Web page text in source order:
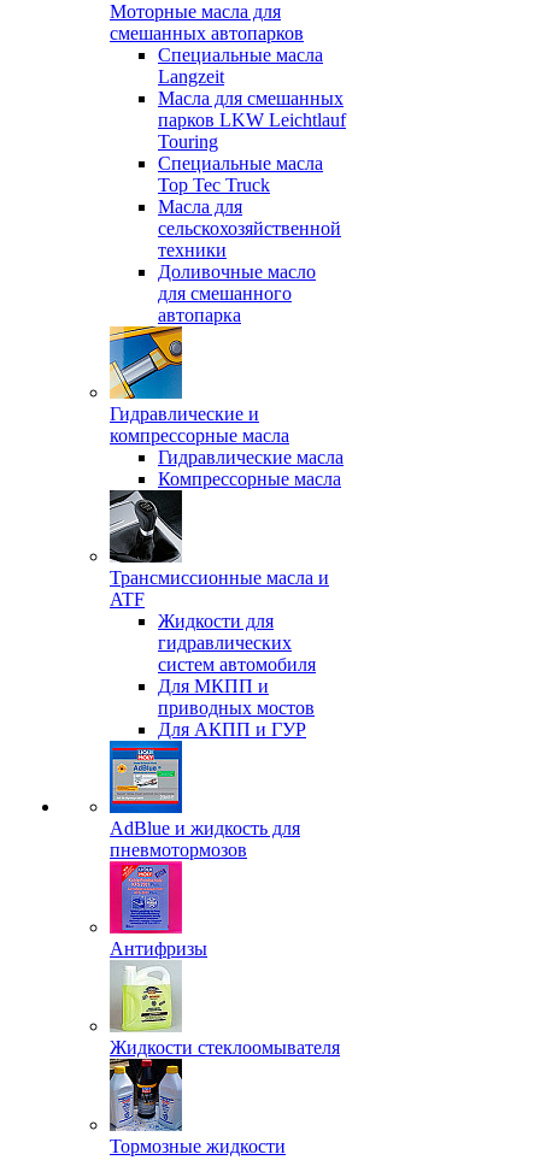
Моторные масла для
смешанных автопарков
Специальные масла
Langzeit
Масла для смешанных
парков LKW Leichtlauf
Touring
Специальные масла
Top Tec Truck
Масла для
сельскохозяйственной
техники
Доливочные масло
для смешанного
автопарка
Гидравлические и
компрессорные масла
Гидравлические масла
Компрессорные масла
Трансмиссионные масла и
ATF
Жидкости для
гидравлических
систем автомобиля
Для МКПП и
приводных мостов
Для АКПП и ГУР
AdBlue и жидкость для
пневмотормозов
Антифризы
Жидкости стеклоомывателя
Тормозные жидкости